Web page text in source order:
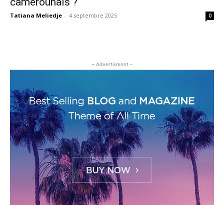
Tatiana Meliedje - 4 septembre 2025 0
- Advertisment -